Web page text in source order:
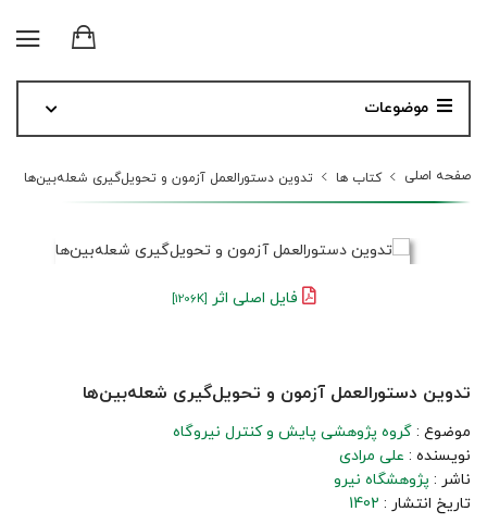
موضوعات
صفحه اصلی کتاب ها تدوین دستورالعمل آزمون و تحویل‌گیری شعله‌بین‌ها
فایل اصلی اثر [1206K]
تدوین دستورالعمل آزمون و تحویل‌گیری شعله‌بین‌ها
موضوع : گروه پژوهشی پایش و کنترل نیروگاه
نویسنده : علی مرادی
ناشر : پژوهشگاه نیرو
تاریخ انتشار : 1402